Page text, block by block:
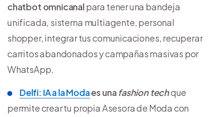
chatbot omnicanal para tener una bandeja
unificada, sistema multiagente, personal
shopper, integrar tus comunicaciones, recuperar
carritos abandonados y campañas masivas por
WhatsApp.
Delfi: IA a la Modaes una fashion techque
permite crear tu propia Asesora de Moda con